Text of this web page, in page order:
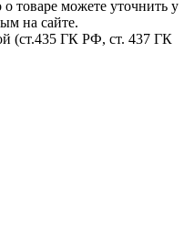
товаре можете уточнить у
на сайте.
(ст.435 ГК РФ, cт. 437 ГК